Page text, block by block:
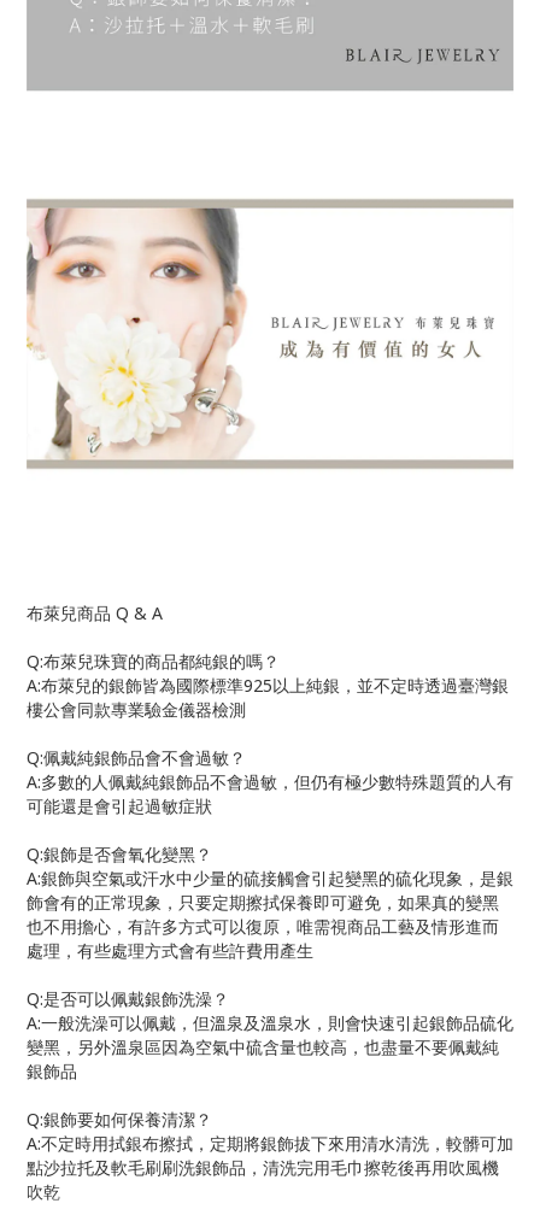
布萊兒商品 Q & A
Q:布萊兒珠寶的商品都純銀的嗎？
A:布萊兒的銀飾皆為國際標準925以上純銀，並不定時透過臺灣銀
樓公會同款專業驗金儀器檢測
Q:佩戴純銀飾品會不會過敏？
A:多數的人佩戴純銀飾品不會過敏，但仍有極少數特殊題質的人有
可能還是會引起過敏症狀
Q:銀飾是否會氧化變黑？
A:銀飾與空氣或汗水中少量的硫接觸會引起變黑的硫化現象，是銀
飾會有的正常現象，只要定期擦拭保養即可避免，如果真的變黑
也不用擔心，有許多方式可以復原，唯需視商品工藝及情形進而
處理，有些處理方式會有些許費用產生
Q:是否可以佩戴銀飾洗澡？
A:一般洗澡可以佩戴，但溫泉及溫泉水，則會快速引起銀飾品硫化
變黑，另外溫泉區因為空氣中硫含量也較高，也盡量不要佩戴純
銀飾品
Q:銀飾要如何保養清潔？
A:不定時用拭銀布擦拭，定期將銀飾拔下來用清水清洗，較髒可加
點沙拉托及軟毛刷刷洗銀飾品，清洗完用毛巾擦乾後再用吹風機
吹乾